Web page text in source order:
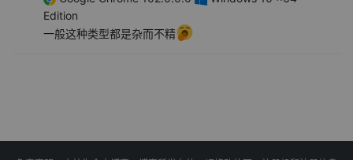
Edition
一般这种类型都是杂而不精